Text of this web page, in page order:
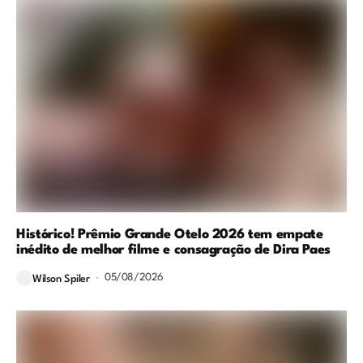
Histórico! Prêmio Grande Otelo 2026 tem empate
inédito de melhor filme e consagração de Dira Paes
Wilson Spiler 05/08/2026